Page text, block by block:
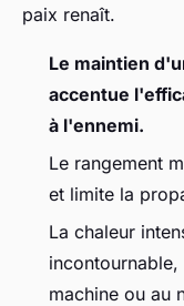
paix renaît.
Le maintien
accentue
à l'ennemi.
Le rangement
et limite la
La chaleur
machine ou au